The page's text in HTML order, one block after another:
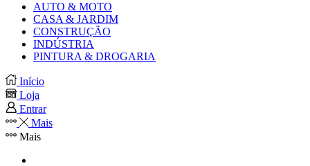
AUTO & MOTO
CASA & JARDIM
CONSTRUÇÃO
INDÚSTRIA
PINTURA & DROGARIA
Início
Loja
Entrar
Mais
Mais